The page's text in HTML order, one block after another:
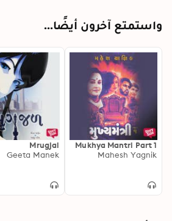
واستمتع آخرون أيضًا...
Mukhya Mantri Part 1
Mahesh Yagnik
Mrugjal
Geeta Manek